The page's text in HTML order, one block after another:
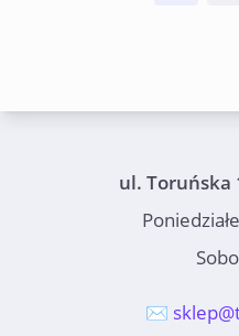
ul. Toruńska
✉️